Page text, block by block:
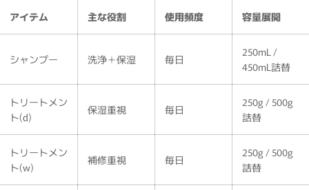
アイテム 主な役割 使用頻度 容量展開
シャンプー 洗浄＋保湿 毎日
250mL /
450mL詰替
トリートメン
ト(d)
保湿重視 毎日
250g / 500g
詰替
トリートメン
ト(w)
補修重視 毎日
250g / 500g
詰替